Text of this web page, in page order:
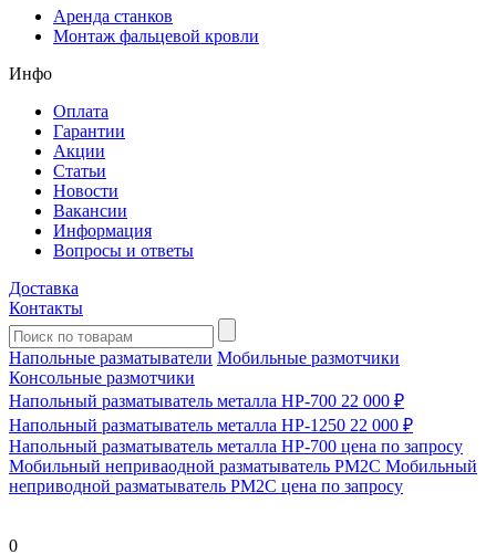
Аренда станков
Монтаж фальцевой кровли
Инфо
Оплата
Гарантии
Акции
Статьи
Новости
Вакансии
Информация
Вопросы и ответы
Доставка
Контакты
Напольные разматыватели Мобильные размотчики
Консольные размотчики
Напольный разматыватель металла HP-700 22 000 ₽
Напольный разматыватель металла HP-1250 22 000 ₽
Напольный разматыватель металла HP-700 цена по запросу
Мобильный непривaодной разматыватель РМ2С Мобильный
неприводной разматыватель РМ2С цена по запросу
0